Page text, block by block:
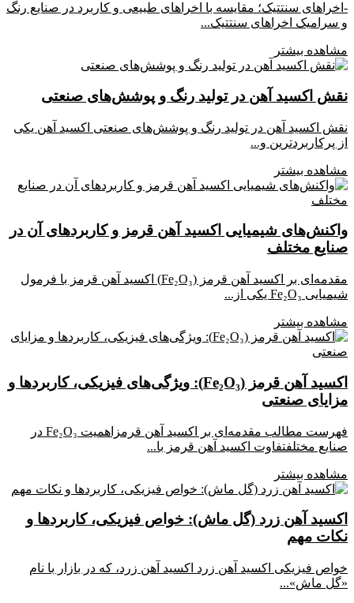
-اخراهای سنتتیک؛ مقایسه با اخراهای طبیعی و کاربرد در صنایع رنگ
و سرامیک اخراهای سنتتیک...
مشاهده بیشتر
نقش اکسید آهن در تولید رنگ و پوشش‌های صنعتی
نقش اکسید آهن در تولید رنگ و پوشش‌های صنعتی اکسید آهن یکی
از پرکاربردترین و...
مشاهده بیشتر
واکنش‌های شیمیایی اکسید آهن قرمز و کاربردهای آن در
صنایع مختلف
مقدمه‌ای بر اکسید آهن قرمز (Fe₂O₃) اکسید آهن قرمز با فرمول
شیمیایی Fe₂O₃ یکی از...
مشاهده بیشتر
اکسید آهن قرمز (Fe₂O₃): ویژگی‌های فیزیکی، کاربردها و
مزایای صنعتی
فهرست مطالب مقدمه‌ای بر اکسید آهن قرمزاهمیت Fe₂O₃ در
صنایع مختلفتفاوت اکسید آهن قرمز با...
مشاهده بیشتر
اکسید آهن زرد (گل ماش): خواص فیزیکی، کاربردها و
نکات مهم
خواص فیزیکی اکسید آهن زرد اکسید آهن زرد، که در بازار با نام
«گل ماش»...